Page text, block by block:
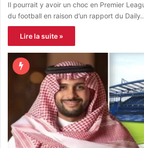
Il pourrait y avoir un choc en Premier
du football en raison d’un rapport du
Lire la suite »